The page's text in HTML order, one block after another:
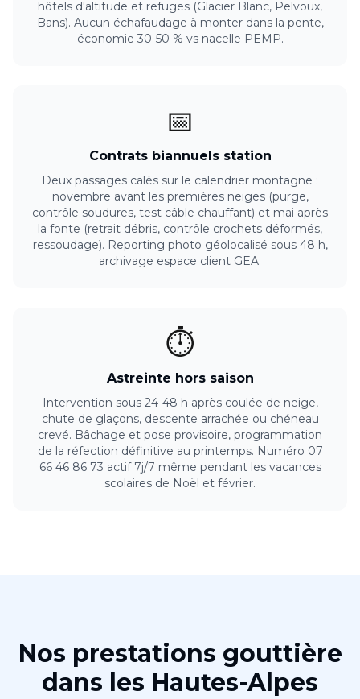
hôtels d'altitude et refuges (Glacier Blanc, Pelvoux,
Bans). Aucun échafaudage à monter dans la pente,
économie 30-50 % vs nacelle PEMP.
📅
Contrats biannuels station
Deux passages calés sur le calendrier montagne :
novembre avant les premières neiges (purge,
contrôle soudures, test câble chauffant) et mai après
la fonte (retrait débris, contrôle crochets déformés,
ressoudage). Reporting photo géolocalisé sous 48 h,
archivage espace client GEA.
⏱️
Astreinte hors saison
Intervention sous 24-48 h après coulée de neige,
chute de glaçons, descente arrachée ou chéneau
crevé. Bâchage et pose provisoire, programmation
de la réfection définitive au printemps. Numéro 07
66 46 86 73 actif 7j/7 même pendant les vacances
scolaires de Noël et février.
Nos prestations gouttière
dans les Hautes-Alpes